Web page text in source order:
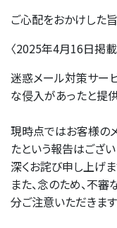
ご心配をおかけした
〈2025年4月16日掲載
迷惑メール対策サー
な侵入があったと提
現時点ではお客様の
たという報告はござ
深くお詫び申し上げま
また、念のため、不
分ご注意いただきま